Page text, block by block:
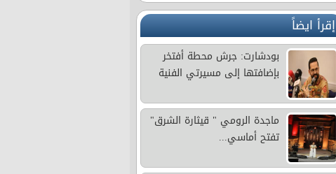
إقرأ ايضاً
بودشارت: جرش محطة أفتخر
بإضافتها إلى مسيرتي الفنية
ماجدة الرومي " قيثارة الشرق"
تفتح أماسي...